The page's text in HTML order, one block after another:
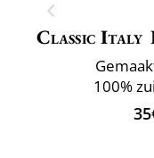
Classic Italy
100%